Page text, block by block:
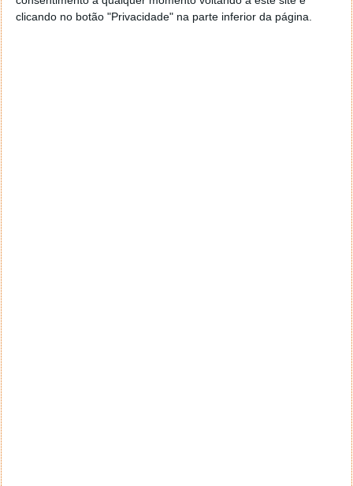
clicando no botão "Privacidade" na parte inferior da página.
Para o ajudar a manter o controlo da sua rotina, a